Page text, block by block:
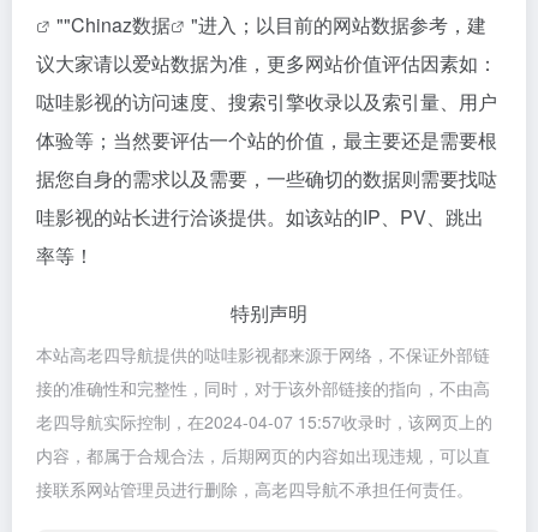
""Chinaz数据
"进入；以目前的网站数据参考，建
议大家请以爱站数据为准，更多网站价值评估因素如：
哒哇影视的访问速度、搜索引擎收录以及索引量、用户
体验等；当然要评估一个站的价值，最主要还是需要根
据您自身的需求以及需要，一些确切的数据则需要找哒
哇影视的站长进行洽谈提供。如该站的IP、PV、跳出
率等！
特别声明
本站高老四导航提供的哒哇影视都来源于网络，不保证外部链
接的准确性和完整性，同时，对于该外部链接的指向，不由高
老四导航实际控制，在2024-04-07 15:57收录时，该网页上的
内容，都属于合规合法，后期网页的内容如出现违规，可以直
接联系网站管理员进行删除，高老四导航不承担任何责任。